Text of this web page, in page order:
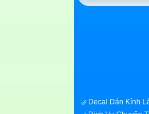
Dịch Vụ Chuyên